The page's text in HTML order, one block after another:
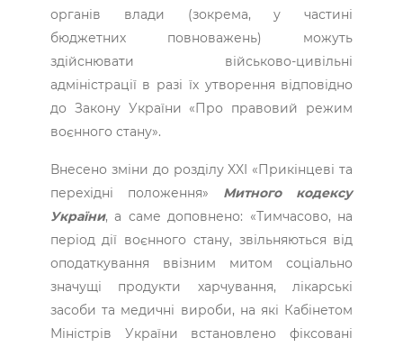
органів влади (зокрема, у частині
бюджетних повноважень) можуть
здійснювати військово-цивільні
адміністрації в разі їх утворення відповідно
до Закону України «Про правовий режим
воєнного стану».
Внесено зміни до розділу XXI «Прикінцеві та
перехідні положення» Митного кодексу
України, а саме доповнено: «Тимчасово, на
період дії воєнного стану, звільняються від
оподаткування ввізним митом соціально
значущі продукти харчування, лікарські
засоби та медичні вироби, на які Кабінетом
Міністрів України встановлено фіксовані